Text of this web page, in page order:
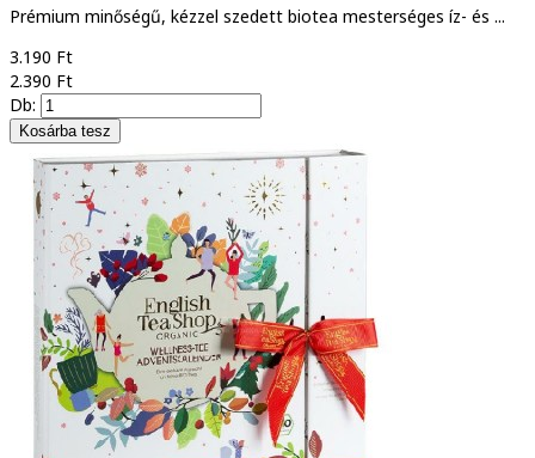
Prémium minőségű, kézzel szedett biotea mesterséges íz- és ...
3.190 Ft
2.390 Ft
Db: